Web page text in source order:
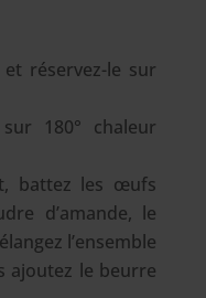
réservez-le sur
180° chaleur
battez les œufs
d’amande, le
l’ensemble
ajoutez le beurre